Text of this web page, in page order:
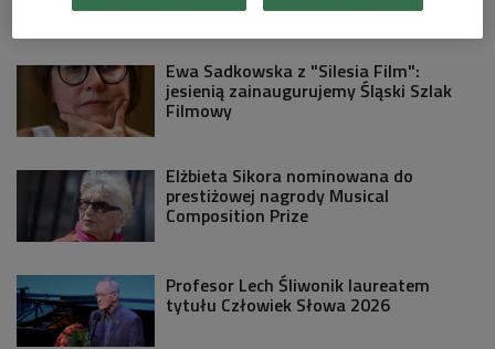
Ewa Sadkowska z "Silesia Film":
jesienią zainaugurujemy Śląski Szlak
Filmowy
Elżbieta Sikora nominowana do
prestiżowej nagrody Musical
Composition Prize
Profesor Lech Śliwonik laureatem
tytułu Człowiek Słowa 2026